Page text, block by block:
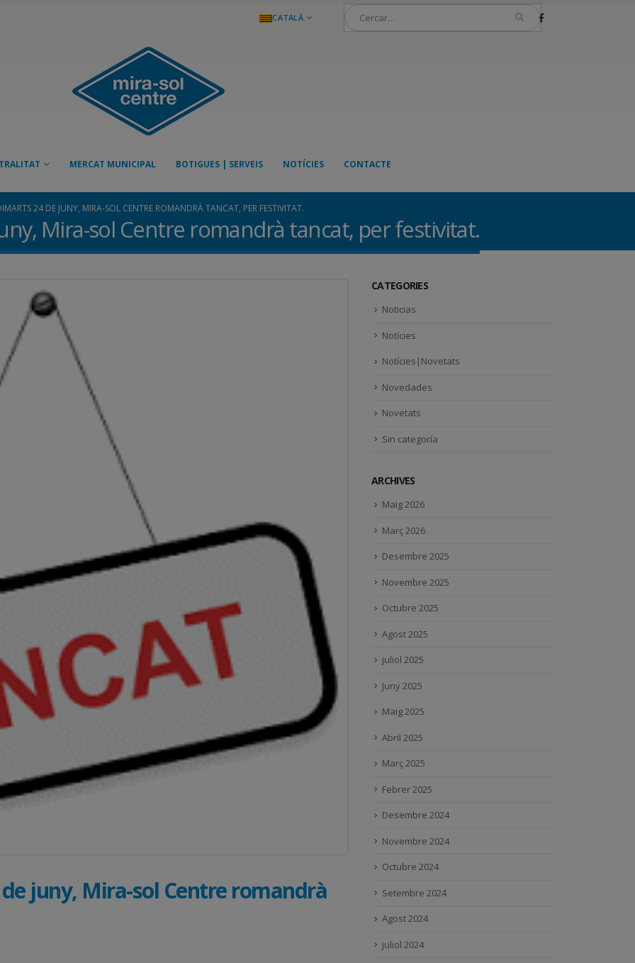
CATALÀ
MERCAT MUNICIPAL BOTIGUES | SERVEIS NOTÍCIES CONTACTE
24 DE JUNY, MIRA-SOL CENTRE ROMANDRÀ TANCAT, PER FESTIVITAT.
Mira-sol Centre romandrà tancat, per festivitat.
juny, Mira-sol Centre romandrà
CATEGORIES
Noticias
Notícies
Notícies|Novetats
Novedades
Novetats
Sin categoría
ARCHIVES
Maig 2026
Març 2026
Desembre 2025
Novembre 2025
Octubre 2025
Agost 2025
juliol 2025
Juny 2025
Maig 2025
Abril 2025
Març 2025
Febrer 2025
Desembre 2024
Novembre 2024
Octubre 2024
Setembre 2024
Agost 2024
juliol 2024